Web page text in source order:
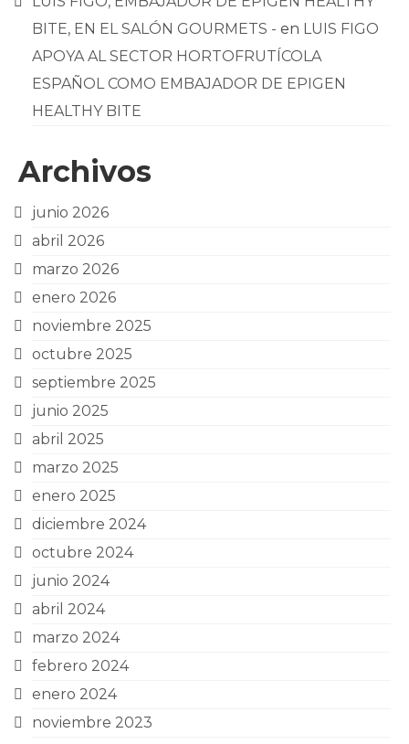
BITE, EN EL SALÓN GOURMETS - en LUIS FIGO
APOYA AL SECTOR HORTOFRUTÍCOLA
ESPAÑOL COMO EMBAJADOR DE EPIGEN
HEALTHY BITE
Archivos
junio 2026
abril 2026
marzo 2026
enero 2026
noviembre 2025
octubre 2025
septiembre 2025
junio 2025
abril 2025
marzo 2025
enero 2025
diciembre 2024
octubre 2024
junio 2024
abril 2024
marzo 2024
febrero 2024
enero 2024
noviembre 2023